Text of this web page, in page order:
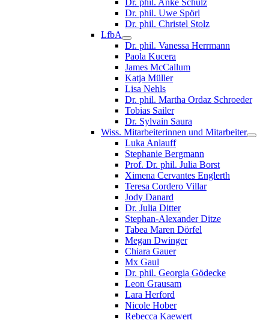
Dr. phil. Uwe Spörl
Dr. phil. Christel Stolz
LfbA
Dr. phil. Vanessa Herrmann
Paola Kucera
James McCallum
Katja Müller
Lisa Nehls
Dr. phil. Martha Ordaz Schroeder
Tobias Sailer
Dr. Sylvain Saura
Wiss. Mitarbeiterinnen und Mitarbeiter
Luka Anlauff
Stephanie Bergmann
Prof. Dr. phil. Julia Borst
Ximena Cervantes Englerth
Teresa Cordero Villar
Jody Danard
Dr. Julia Ditter
Stephan-Alexander Ditze
Tabea Maren Dörfel
Megan Dwinger
Chiara Gauer
Mx Gaul
Dr. phil. Georgia Gödecke
Leon Grausam
Lara Herford
Nicole Hober
Rebecca Kaewert